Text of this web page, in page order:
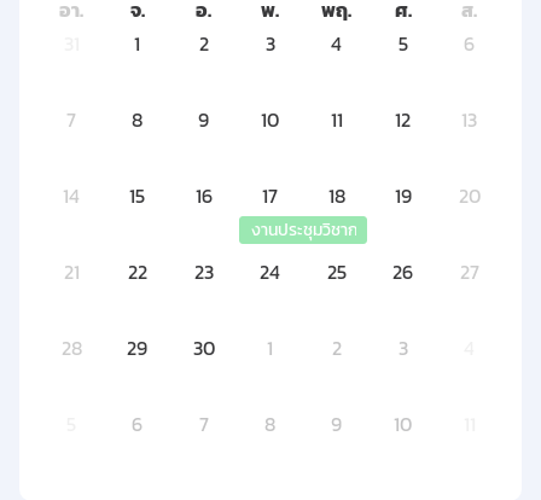
อา. จ. อ. พ. พฤ. ศ.
ส.
1 2 3 4 5 6
7 8 9 10 11 12 13
14 15 16 17
งานประชุมวิชาการนานาชาติ
18 19 20
21 22 23 24 25 26 27
28 29 30 1 2 3
6 7 8 9 10